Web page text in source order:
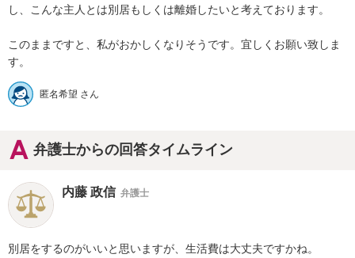
し、こんな主人とは別居もしくは離婚したいと考えております。
このままですと、私がおかしくなりそうです。宜しくお願い致しま
匿名希望 さん
弁護士からの回答タイムライン
内藤 政信 弁護士
別居をするのがいいと思いますが、生活費は大丈夫ですかね。